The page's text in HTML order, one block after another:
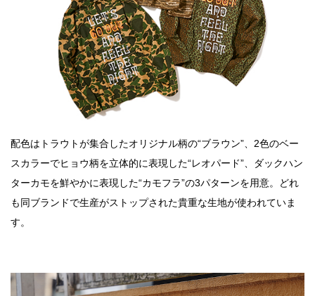
配色はトラウトが集合したオリジナル柄の“ブラウン”、2色のベー
スカラーでヒョウ柄を立体的に表現した“レオパード”、ダックハン
ターカモを鮮やかに表現した“カモフラ”の3パターンを用意。どれ
も同ブランドで生産がストップされた貴重な生地が使われていま
す。